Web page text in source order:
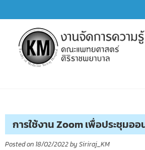
to
content
การใช้งาน Zoom เพื่อประชุมออ
Posted on 18/02/2022by Siriraj_KM